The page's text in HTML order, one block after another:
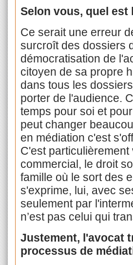
Selon vous, quel est
Ce serait une erreur
surcroît des dossiers
démocratisation de
citoyen de sa propre
dans tous les
porter de l'audience.
temps pour soi et
peut changer
en médiation c'est
C'est
commercial, le droit
famille où le sort des
s'exprime, lui, avec
seulement par
n’est pas celui qui
Justement, l'avocat
processus de